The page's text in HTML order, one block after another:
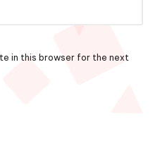
in this browser for the next